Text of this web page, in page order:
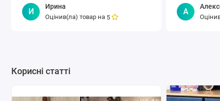
И
Ирина
Оцінив(ла) товар на 5
А
Корисні статті